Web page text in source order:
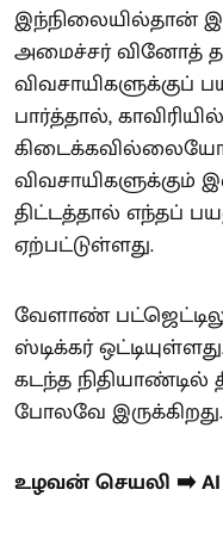
இந்நிலையில்தான்
அமைச்சர் வினோத்
விவசாயிகளுக்குப்
பார்த்தால்,
விவசாயிகளுக்கும்
திட்டத்தால் எந்தப்
ஏற்பட்டுள்ளது.
வேளாண்
ஸ்டிக்கர்
கடந்த நிதியாண்டில்
போலவே இருக்கிறது.
உழவன் செயலி ➡️